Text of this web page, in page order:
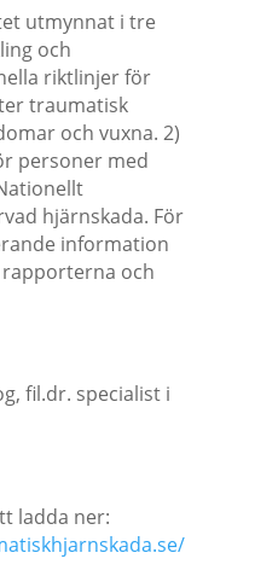
utmynnat i tre
och
riktlinjer för
traumatisk
och vuxna. 2)
personer med
hjärnskada. För
information
och
fil.dr. specialist i
ladda ner: